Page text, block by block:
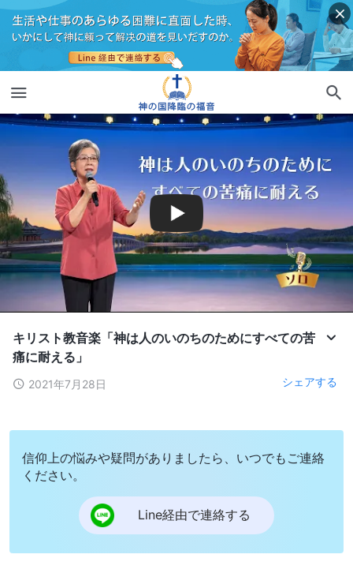
キリスト教音楽「神は人のいのちのためにすべての苦
痛に耐える」
2021年7月28日 シェアする
信仰上の悩みや疑問がありましたら、いつでもご連絡
ください。
Line経由で連絡する